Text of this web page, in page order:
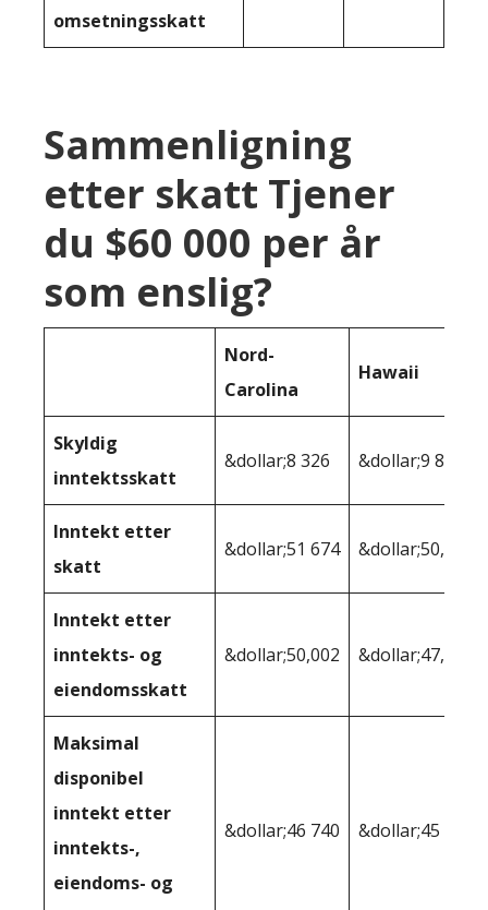
omsetningsskatt
Sammenligning
etter skatt Tjener
du $60 000 per år
som enslig?
Nord-
Carolina
Hawaii
Skyldig
inntektsskatt
&dollar;8 326 &dollar;9 896
Inntekt etter
skatt
&dollar;51 674 &dollar;50,104
Inntekt etter
inntekts- og
eiendomsskatt
&dollar;50,002 &dollar;47,204
Maksimal
disponibel
inntekt etter
inntekts-,
eiendoms- og
&dollar;46 740 &dollar;45 198